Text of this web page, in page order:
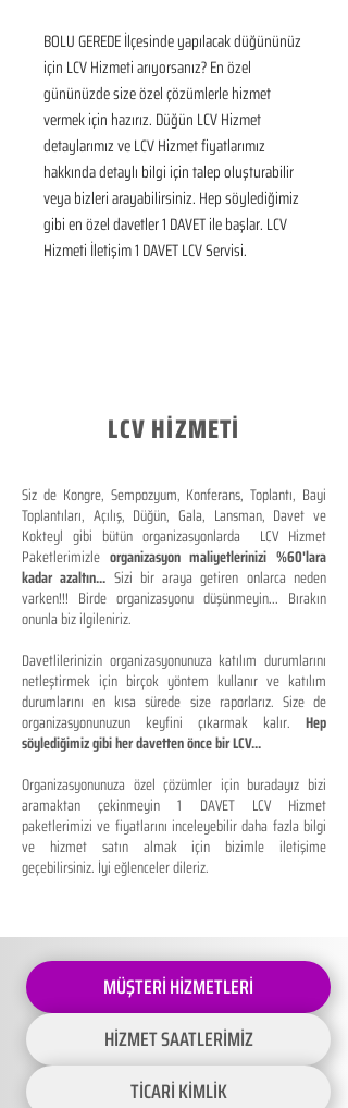
BOLU GEREDE İlçesinde yapılacak düğününüz
için LCV Hizmeti arıyorsanız? En özel
gününüzde size özel çözümlerle hizmet
vermek için hazırız. Düğün LCV Hizmet
detaylarımız ve LCV Hizmet fiyatlarımız
hakkında detaylı bilgi için talep oluşturabilir
veya bizleri arayabilirsiniz. Hep söylediğimiz
gibi en özel davetler 1 DAVET ile başlar. LCV
Hizmeti İletişim 1 DAVET LCV Servisi.
LCV HİZMETİ
Siz de Kongre, Sempozyum, Konferans, Toplantı, Bayi
Toplantıları, Açılış, Düğün, Gala, Lansman, Davet ve
Kokteyl gibi bütün organizasyonlarda LCV Hizmet
Paketlerimizle organizasyon maliyetlerinizi %60'lara
kadar azaltın... Sizi bir araya getiren onlarca neden
varken!!! Birde organizasyonu düşünmeyin... Bırakın
onunla biz ilgileniriz.
Davetlilerinizin organizasyonunuza katılım durumlarını
netleştirmek için birçok yöntem kullanır ve katılım
durumlarını en kısa sürede size raporlarız. Size de
organizasyonunuzun keyfini çıkarmak kalır. Hep
söylediğimiz gibi her davetten önce bir LCV...
Organizasyonunuza özel çözümler için buradayız bizi
aramaktan çekinmeyin 1 DAVET LCV Hizmet
paketlerimizi ve fiyatlarını inceleyebilir daha fazla bilgi
ve hizmet satın almak için bizimle iletişime
geçebilirsiniz. İyi eğlenceler dileriz.
MÜŞTERİ HİZMETLERİ
HİZMET SAATLERİMİZ
TİCARİ KİMLİK